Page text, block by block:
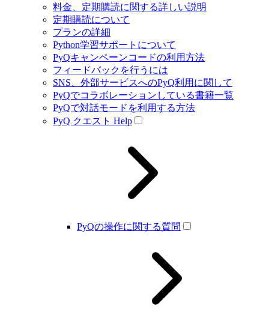
料金、定期購読に関する詳しい説明
定期購読について
プランの詳細
Python学習サポートについて
PyQキャンペーンコードの利用方法
フィードバックを行うには
SNS、外部サービスへのPyQ利用に関して
PyQでコラボレーションしている書籍一覧
PyQで対話モードを利用する方法
PyQ クエスト Help
PyQの操作に関する質問